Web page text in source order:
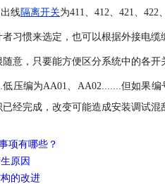
线隔离开关为411、412、421、422
习惯来选定，也可以根据外接电缆
意，只要能方便区分系统中的各开
压编为AA01、AA02.......但如果
经完成，改变可能造成安装调试混
项有哪些？
原因
的改进